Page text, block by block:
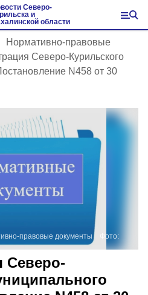
Северо-
и
области
Нормативно-правовые
Северо-Курильского
N458 от 30
правовые документы Фото:
Северо-